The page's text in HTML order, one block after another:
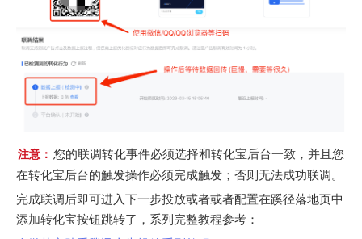
注意： 您的联调转化事件必须选择和转化宝后台一致，并且您
在转化宝后台的触发操作必须完成触发；否则无法成功联调。
完成联调后即可进入下一步投放或者或者配置在蹊径落地页中
添加转化宝按钮跳转了，系列完整教程参考：